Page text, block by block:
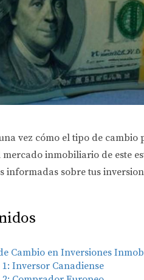
vez cómo el tipo de
inmobiliario de este
informadas sobre tus
Cambio en Inversiones
1: Inversor Canadiense